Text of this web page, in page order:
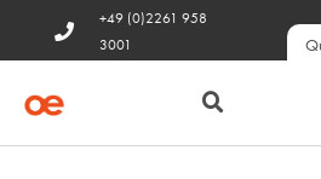
+49 (0)2261 958
3001